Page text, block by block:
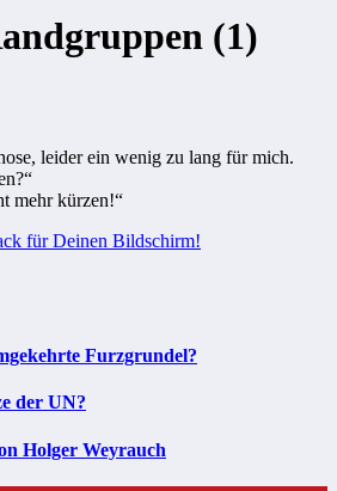
(1)
leider ein wenig zu lang für mich.
mehr kürzen!“
für Deinen Bildschirm!
Furzgrundel?
der UN?
Holger Weyrauch